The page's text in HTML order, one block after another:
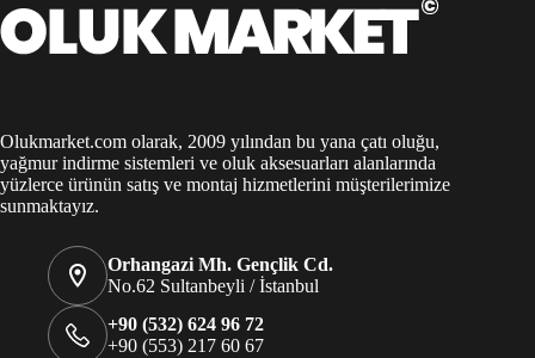
Olukmarket.com olarak, 2009 yılından bu yana çatı oluğu,
yağmur indirme sistemleri ve oluk aksesuarları alanlarında
yüzlerce ürünün satış ve montaj hizmetlerini müşterilerimize
sunmaktayız.
Orhangazi Mh. Gençlik Cd.
No.62 Sultanbeyli / İstanbul
+90 (532) 624 96 72
+90 (553) 217 60 67